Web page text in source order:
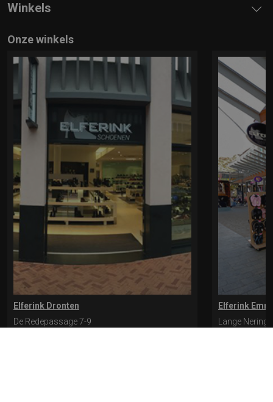
Winkels
Onze winkels
Elferink Dronten
De Redepassage 7-9
Elferink
Lange Nering